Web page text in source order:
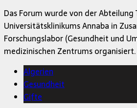
Das Forum wurde von der
Universitätsklinikums Annaba in
Forschungslabor (Gesundheit und
medizinischen Zentrums organisiert.
Algerien
Gesundheit
Gifte